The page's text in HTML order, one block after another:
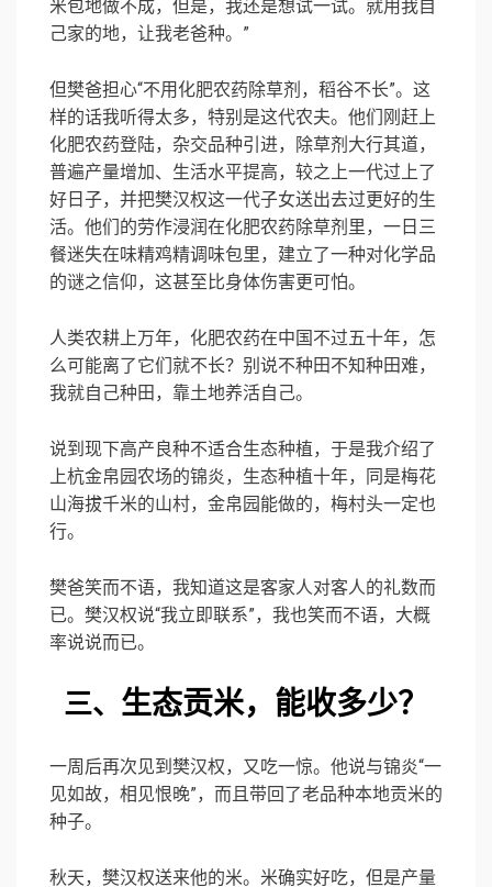
米包地做不成，但是，我还是想试一试。就用我自
己家的地，让我老爸种。”
但樊爸担心“不用化肥农药除草剂，稻谷不长”。这
样的话我听得太多，特别是这代农夫。他们刚赶上
化肥农药登陆，杂交品种引进，除草剂大行其道，
普遍产量增加、生活水平提高，较之上一代过上了
好日子，并把樊汉权这一代子女送出去过更好的生
活。他们的劳作浸润在化肥农药除草剂里，一日三
餐迷失在味精鸡精调味包里，建立了一种对化学品
的谜之信仰，这甚至比身体伤害更可怕。
人类农耕上万年，化肥农药在中国不过五十年，怎
么可能离了它们就不长？别说不种田不知种田难，
我就自己种田，靠土地养活自己。
说到现下高产良种不适合生态种植，于是我介绍了
上杭金帛园农场的锦炎，生态种植十年，同是梅花
山海拔千米的山村，金帛园能做的，梅村头一定也
行。
樊爸笑而不语，我知道这是客家人对客人的礼数而
已。樊汉权说“我立即联系”，我也笑而不语，大概
率说说而已。
三、 生态贡米，能收多少？
一周后再次见到樊汉权，又吃一惊。他说与锦炎“一
见如故，相见恨晚”，而且带回了老品种本地贡米的
种子。
秋天，樊汉权送来他的米。米确实好吃，但是产量